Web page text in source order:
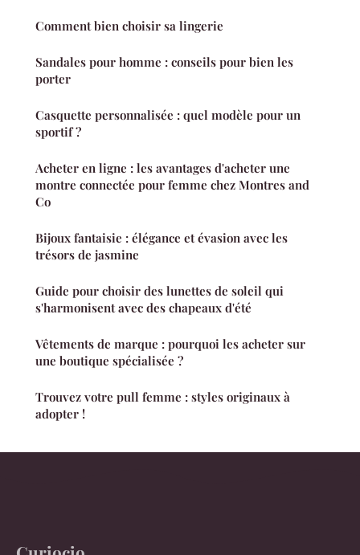
Comment bien choisir sa lingerie
Sandales pour homme : conseils pour bien les
porter
Casquette personnalisée : quel modèle pour un
sportif ?
Acheter en ligne : les avantages d'acheter une
montre connectée pour femme chez Montres and
Co
Bijoux fantaisie : élégance et évasion avec les
trésors de jasmine
Guide pour choisir des lunettes de soleil qui
s'harmonisent avec des chapeaux d'été
Vêtements de marque : pourquoi les acheter sur
une boutique spécialisée ?
Trouvez votre pull femme : styles originaux à
adopter !